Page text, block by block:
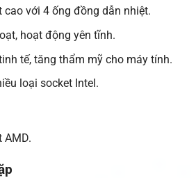
cao với 4 ống đồng dẫn nhiệt.
hoạt động yên tĩnh.
tế, tăng thẩm mỹ cho máy tính.
loại socket Intel.
AMD.